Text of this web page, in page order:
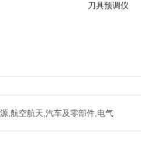
刀具预调仪
,航空航天,汽车及零部件,电气